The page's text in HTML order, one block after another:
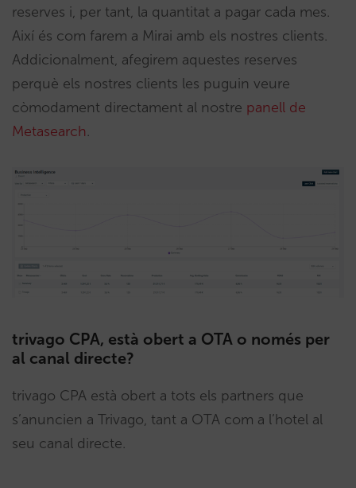
reserves i, per tant, la quantitat a pagar cada mes.
Així és com farem a Mirai amb els nostres clients.
Addicionalment, afegirem aquestes reserves
perquè els nostres clients les puguin veure
còmodament directament al nostre panell de
Metasearch.
trivago CPA, està obert a OTA o només per
al canal directe?
trivago CPA està obert a tots els partners que
s’anuncien a Trivago, tant a OTA com a l’hotel al
seu canal directe.